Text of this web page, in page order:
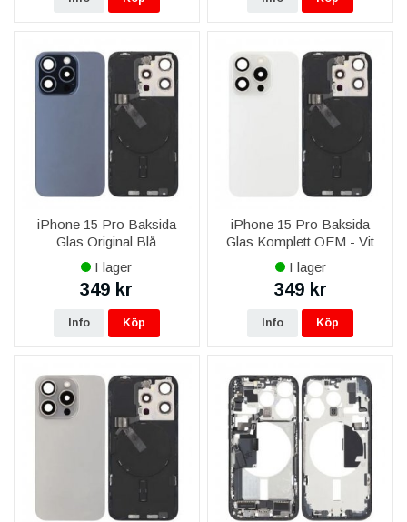
iPhone 15 Pro Baksida
Glas Original Blå
I lager
349 kr
Info Köp
iPhone 15 Pro Baksida
Glas Komplett OEM - Vit
I lager
349 kr
Info Köp